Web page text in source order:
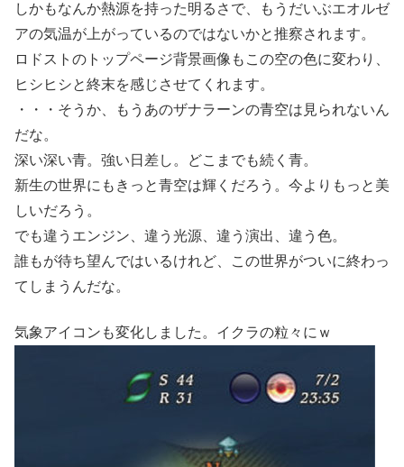
しかもなんか熱源を持った明るさで、もうだいぶエオルゼ
アの気温が上がっているのではないかと推察されます。
ロドストのトップページ背景画像もこの空の色に変わり、
ヒシヒシと終末を感じさせてくれます。
・・・そうか、もうあのザナラーンの青空は見られないん
だな。
深い深い青。強い日差し。どこまでも続く青。
新生の世界にもきっと青空は輝くだろう。今よりもっと美
しいだろう。
でも違うエンジン、違う光源、違う演出、違う色。
誰もが待ち望んではいるけれど、この世界がついに終わっ
てしまうんだな。
気象アイコンも変化しました。イクラの粒々にｗ